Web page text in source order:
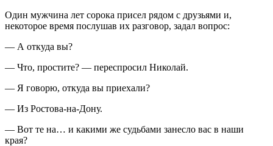
Один мужчина лет сорока присел рядом с друзьями и,
некоторое время послушав их разговор, задал вопрос:
— А откуда вы?
— Что, простите? — переспросил Николай.
— Я говорю, откуда вы приехали?
— Из Ростова-на-Дону.
— Вот те на… и какими же судьбами занесло вас в наши
края?